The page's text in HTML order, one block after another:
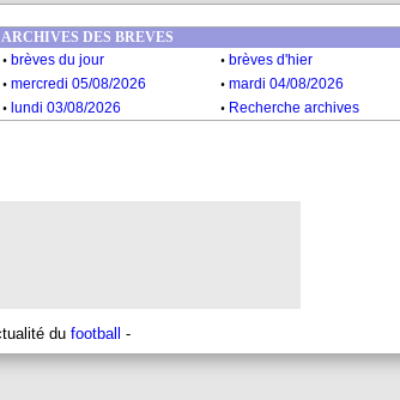
ARCHIVES DES BREVES
. brèves du jour . brèves d'hier
. mercredi 05/08/2026 . mardi 04/08/2026
. lundi 03/08/2026 . Recherche archives
du football -